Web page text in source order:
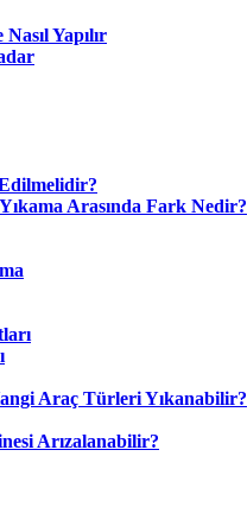
Yapılır
Arasında Fark Nedir?
Araç Türleri Yıkanabilir?
Arızalanabilir?